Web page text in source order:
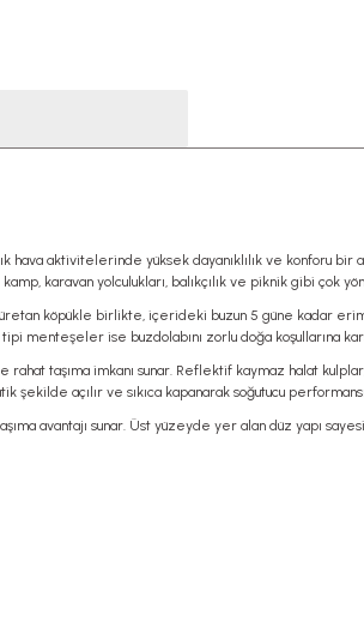
hava aktivitelerinde yüksek dayanıklılık ve konforu
karavan yolculukları, balıkçılık ve piknik gibi çok
köpükle birlikte, içerideki buzun 5 güne kadar
menteşeler ise buzdolabını zorlu doğa koşullarına
taşıma imkanı sunar. Reflektif kaymaz halat
açılır ve sıkıca kapanarak soğutucu
avantajı sunar. Üst yüzeyde yer alan düz yapı